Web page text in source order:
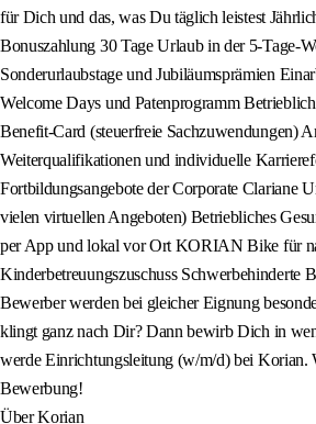
für Dich und das, was Du täglich leistest
Bonuszahlung 30 Tage Urlaub in der 5-Tage-
Sonderurlaubstage und Jubiläumsprämien
Welcome Days und Patenprogramm
Benefit-Card (steuerfreie Sachzuwendungen)
Weiterqualifikationen und individuelle
Fortbildungsangebote der Corporate Clariane
vielen virtuellen Angeboten) Betriebliches
per App und lokal vor Ort KORIAN Bike für
Kinderbetreuungszuschuss Schwerbehinderte
Bewerber werden bei gleicher Eignung
klingt ganz nach Dir? Dann bewirb Dich in
werde Einrichtungsleitung (w/m/d) bei Korian.
Bewerbung!
Über Korian